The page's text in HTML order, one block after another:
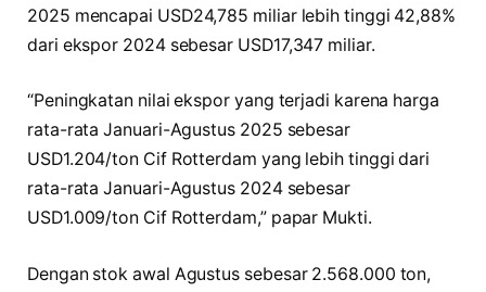
2025 mencapai USD24,785 miliar lebih tinggi 42,88%
dari ekspor 2024 sebesar USD17,347 miliar.
“Peningkatan nilai ekspor yang terjadi karena harga
rata-rata Januari-Agustus 2025 sebesar
USD1.204/ton Cif Rotterdam yang lebih tinggi dari
rata-rata Januari-Agustus 2024 sebesar
USD1.009/ton Cif Rotterdam,” papar Mukti.
Dengan stok awal Agustus sebesar 2.568.000 ton,